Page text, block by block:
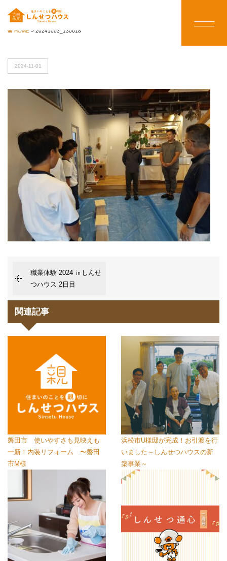
HOME > 20241003_130618
2024-11-01
職業体験 2024 ㏌しんせ
つハウス 2日目
関連記事
磐田市 使いやすさも見映えも
一新！内装リフォーム 〜磐田
市M様
浜松市U様邸が完成！お引渡を行
いました～しんせつハウスの新
築事業～